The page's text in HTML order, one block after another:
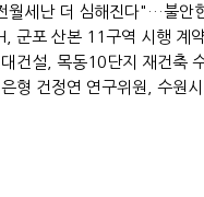
월세난 더 심해진다"…불안
군포 산본 11구역 시행
건설, 목동10단지 재건축
형 건정연 연구위원, 수원